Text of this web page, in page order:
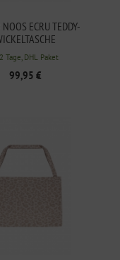
ECRU TEDDY-
Tage, DHL Paket
99,95 €